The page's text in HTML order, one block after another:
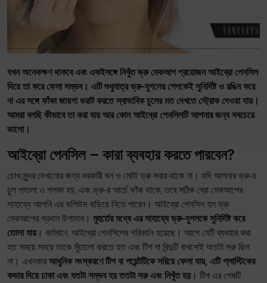
যখন অনেকক্ষণ থাকবে এবং একইসঙ্গে নিখুঁত ভ্রু মেকআপ প্রয়োজন আইব্রো পেনসিল
দিয়ে তা করে ফেলা সম্ভব। এটি শুধুমাত্র ভ্রু-যুগলের শেপকেই সুনির্দিষ্ট ও রঙিন করে
না এর সঙ্গে ফাঁকা জায়গা ভরাট করতে স্বাভাবিক চুলের মত দেখতে স্ট্রোক দেওয়া যায়।
আমরা বলছি কীভাবে তা করা যায় আর কোন আইব্রো পেনসিলটি আপনার জন্য সবচেয়ে
ভালো।
আইব্রো পেনসিল – কারা ব্যবহার করতে পারবেন?
চোখ সুন্দর দেখানোর জন্য দরকারী ঘন ও মোটা ভ্রু সবার থাকে না। যদি আপনার ভ্রু-র
চুল পাতলা ও পলকা হয়, এবং ভ্রু-র আর্চে ফাঁক থাকে, তবে সঠিক ব্রো মেকআপের
সাহায্যে আপনি এর ভলিউম বাড়িয়ে নিতে পারেন। আইব্রো পেনসিল হল ভ্রু
মেকআপের প্রধান উপাদান। মুহুর্তের মধ্যে এর সাহায্যে ভ্রু-যুগলকে সুনির্দিষ্ট করে
তোলা যায়। বর্তমানে, আইব্রো পেনসিলের পরিবর্তন হয়েছে। আগে যেটি ব্যবহার করা
হত সময়ে সময়ে তাকে সুঁচালো করতে হত এবং টিপ বা বিন্দুটি কখনোই অতটা সরু ছিল
না। এখনকার আধুনিক সংস্করণে টিপ বা পয়েন্টটিকে সরিয়ে ফেলা যায়, এটি প্লাস্টিকের
কভার দিয়ে ঢাকা এবং যতটা সম্ভব হয় ততটা সরু এবং নিখুঁত হয়। টিপ এর শেষটি